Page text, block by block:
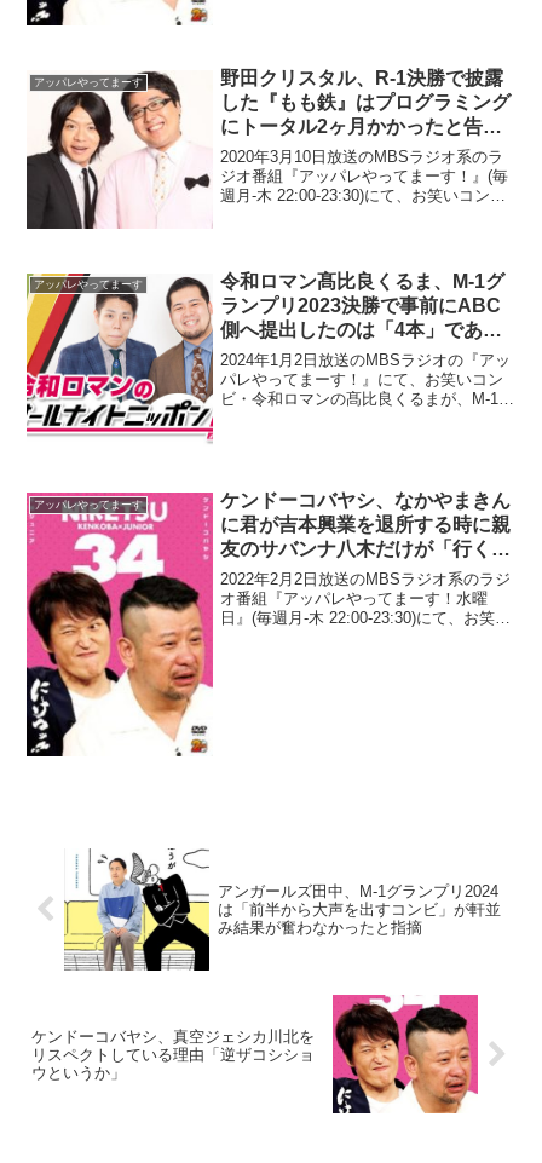
アッパレやってまーす
野田クリスタル、R-1決勝で披露
した『もも鉄』はプログラミング
にトータル2ヶ月かかったと告白
「遊べるゲームとして作って、R-
1用に変更」
2020年3月10日放送のMBSラジオ系のラ
ジオ番組『アッパレやってまーす！』(毎
週月-木 22:00-23:30)にて、お笑いコン
アッパレやってまーす
令和ロマン髙比良くるま、M-1グ
ランプリ2023決勝で事前にABC
側へ提出したのは「4本」である
と認める「一応、リザーブみたい
なのは」
2024年1月2日放送のMBSラジオの『アッ
パレやってまーす！』にて、お笑いコン
ビ・令和ロマンの髙比良くるまが、M-1グ
アッパレやってまーす
ケンドーコバヤシ、なかやまきん
に君が吉本興業を退所する時に親
友のサバンナ八木だけが「行く
な！」と涙目で止めたと明かす
2022年2月2日放送のMBSラジオ系のラジ
オ番組『アッパレやってまーす！水曜
日』(毎週月-木 22:00-23:30)にて、お笑い
アンガールズ田中、M-1グランプリ2024
は「前半から大声を出すコンビ」が軒並
み結果が奮わなかったと指摘
ケンドーコバヤシ、真空ジェシカ川北を
リスペクトしている理由「逆ザコシショ
ウというか」